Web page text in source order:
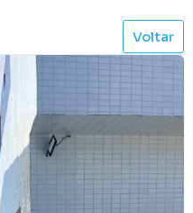
Voltar